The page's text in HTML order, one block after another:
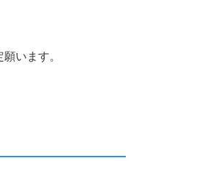
います。